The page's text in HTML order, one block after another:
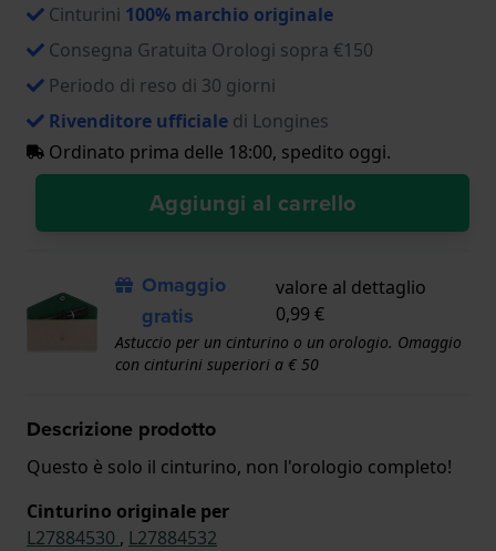
Cinturini 100% marchio originale
Consegna Gratuita Orologi sopra €150
Periodo di reso di 30 giorni
Rivenditore ufficiale di Longines
Ordinato prima delle 18:00, spedito oggi.
Aggiungi al carrello
Omaggio
gratis
valore al dettaglio
0,99 €
Astuccio per un cinturino o un orologio. Omaggio
con cinturini superiori a € 50
Descrizione prodotto
Questo è solo il cinturino, non l'orologio completo!
Cinturino originale per
L27884530 , L27884532